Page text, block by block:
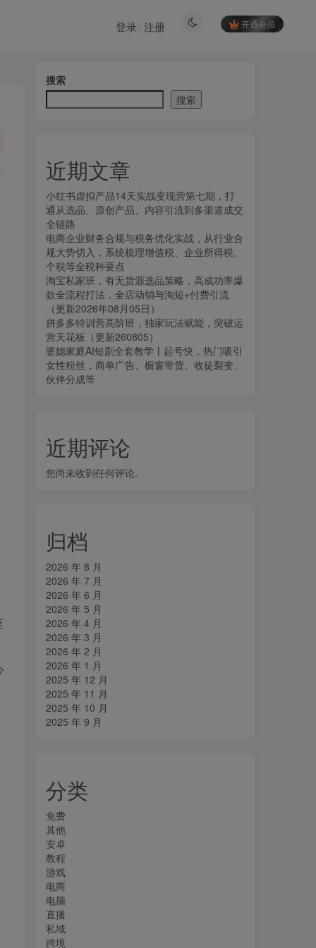
开通会员
登录 注册
搜索
搜索
近期文章
小红书虚拟产品14天实战变现营第七期，打
通从选品、原创产品、内容引流到多渠道成交
全链路
电商企业财务合规与税务优化实战，从行业合
规大势切入，系统梳理增值税、企业所得税、
个税等全税种要点
淘宝私家班，有无货源选品策略，高成功率爆
款全流程打法，全店动销与淘短+付费引流
（更新2026年08月05日）
拼多多特训营高阶班，独家玩法赋能，突破运
营天花板（更新260805）
婆媳家庭AI短剧全套教学丨起号快，热门吸引
女性粉丝，商单广告、橱窗带货、收徒裂变、
伙伴分成等
近期评论
您尚未收到任何评论。
归档
2026 年 8 月
2026 年 7 月
2026 年 6 月
2026 年 5 月
2026 年 4 月
2026 年 3 月
2026 年 2 月
2026 年 1 月
2025 年 12 月
2025 年 11 月
2025 年 10 月
2025 年 9 月
分类
免费
其他
安卓
教程
游戏
电商
电脑
直播
私域
跨境